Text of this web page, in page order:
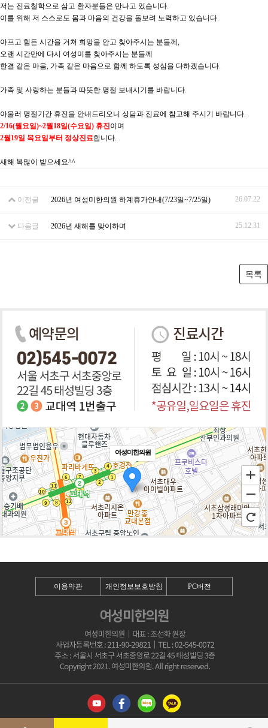
저는 진료철학으로 삼고 환자분들은 만나고 있습니다.
이를 위해 저 스스로도 몸과 마음의 건강을 돌보려 노력하고 있습니다.
아프고 힘든 시간을 거쳐 희망을 안고 찾아주시는 분들께,
오랜 시간만에 다시 여성미를 찾아주시는 분들께
한결 같은 마음, 가족 같은 마음으로 함께 하도록 성심을 다하겠습니다.
가족 및 사랑하는 분들과 따뜻한 명절 보내시기를 바랍니다.
아울러 명절기간 휴진을 안내드리오니 상담과 진료에 참고해 주시기 바랍니다.
2/16(월요일)~2월18일(수요일) 휴진이며
2월19일 목요일부터 정상진료합니다.
새해 복많이 받으세요^^
이전글 2026년 여성미한의원 하계휴가안내(7/23일~7/25일) 26.07.22
다음글 2026년 새해를 맞이하며 25.12.31
목록
여성미한의원
이용약관 개인정보보호방침 PC버전